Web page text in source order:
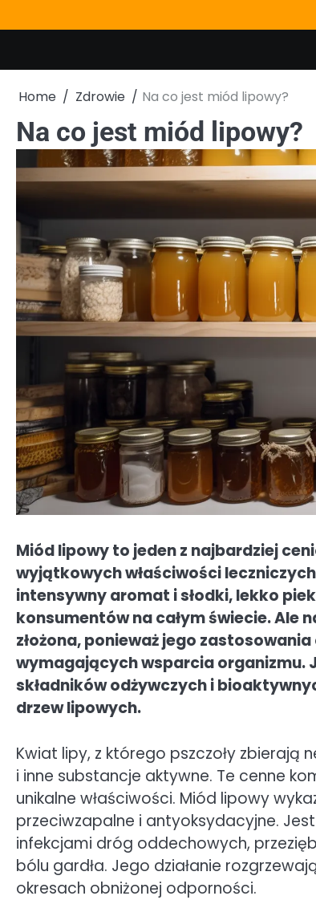
to
Home Zdrowie Na co jest miód lipowy?
Na co jest miód lipowy?
Miód lipowy to jeden z najbardziej
wyjątkowych właściwości
intensywny aromat i słodki, lekko
konsumentów na całym świecie. Ale
złożona, ponieważ jego
wymagających wsparcia
składników odżywczych i
drzew lipowych.
Kwiat lipy, z którego pszczoły
i inne substancje aktywne. Te cenne
unikalne właściwości. Miód lipowy
przeciwzapalne i antyoksydacyjne.
infekcjami dróg oddechowych,
bólu gardła. Jego działanie
okresach obniżonej odporności.